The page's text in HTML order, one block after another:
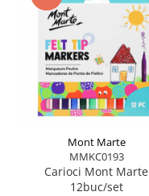
Mont Marte
MMKC0193
Carioci Mont Marte
12buc/set